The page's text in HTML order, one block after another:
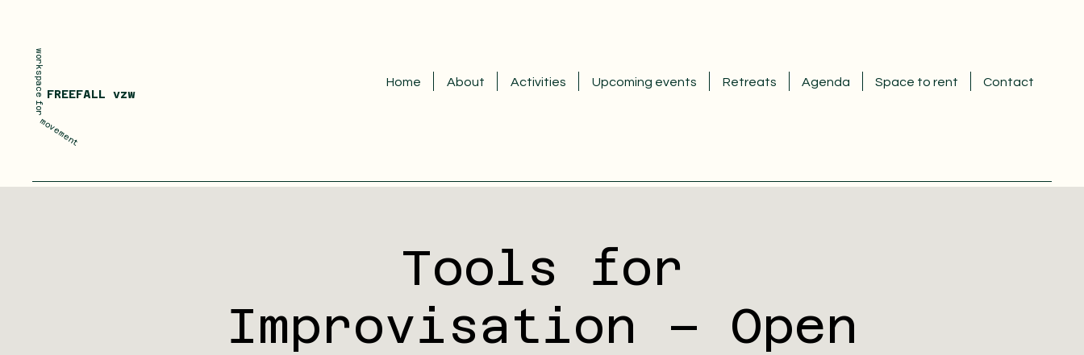
FREEFALL vzw
movement
for
workspace Home About Activities Upcoming events Retreats Agenda Space to rent Contact
Tools for
Improvisation – Open